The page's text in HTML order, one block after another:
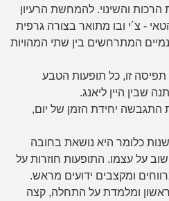
הרכות והשינוי. להמחשת הרעיון
- צ´י ובו מתואר בצורה גרפית
המתרחשים בין שתי המהויות
זו, כל תופעות הטבע
שבין היין ליאנג.
התגבשה יחידת הזמן של יום,
כלומר היא נושאת בחובה
על עצמו. התופעות חוזרות על
ומקצבים ידועים מראש.
ומלמדת על התחלה, קצה